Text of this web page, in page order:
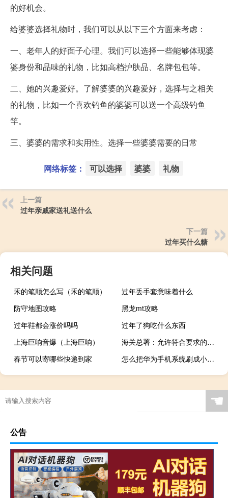
的好机会。
给婆婆选择礼物时，我们可以从以下三个方面来考虑：
一、老年人的好面子心理。我们可以选择一些能够体现婆
婆身份和品味的礼物，比如高档护肤品、名牌包包等。
二、她的兴趣爱好。了解婆婆的兴趣爱好，选择与之相关
的礼物，比如一个喜欢钓鱼的婆婆可以送一个高级钓鱼
竿。
三、婆婆的需求和实用性。选择一些婆婆需要的日常
网络标签： 可以选择 婆婆 礼物
上一篇
过年亲戚家送礼送什么
下一篇
过年买什么糖
相关问题
禾的笔顺怎么写（禾的笔顺）
过年丢手套意味着什么
防守地图攻略
黑龙mt攻略
过年鞋都会涨价吗吗
过年了狗吃什么东西
上海巨响音爆（上海巨响）
海关总署：允许符合要求的柬埔寨鲜食椰子进口
春节可以寄哪些快递到家
怎么把华为手机系统刷成小米的系统
☚
公告